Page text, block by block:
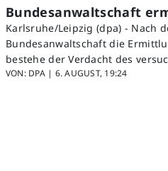
Bundesanwaltschaft
Karlsruhe/Leipzig (dpa) - Nach
Bundesanwaltschaft die
bestehe der Verdacht des
VON: DPA | 6. AUGUST, 19:24